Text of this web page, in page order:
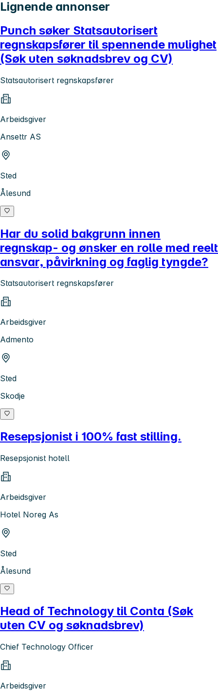
Lignende annonser
Punch søker Statsautorisert
regnskapsfører til spennende mulighet
(Søk uten søknadsbrev og CV)
Statsautorisert regnskapsfører
Arbeidsgiver
Ansettr AS
Sted
Ålesund
Har du solid bakgrunn innen
regnskap- og ønsker en rolle med reelt
ansvar, påvirkning og faglig tyngde?
Statsautorisert regnskapsfører
Arbeidsgiver
Admento
Sted
Skodje
Resepsjonist i 100% fast stilling.
Resepsjonist hotell
Arbeidsgiver
Hotel Noreg As
Sted
Ålesund
Head of Technology til Conta (Søk
uten CV og søknadsbrev)
Chief Technology Officer
Arbeidsgiver